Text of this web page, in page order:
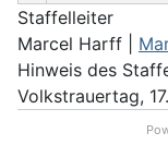
Staffelleiter
Marcel Harff |
Hinweis des
Volkstrauertag,